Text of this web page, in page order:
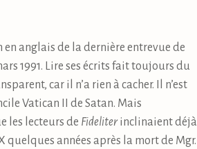
anglais de la dernière entrevue de
1991. Lire ses écrits fait toujours du
car il n’a rien à cacher. Il n’est
Vatican II de Satan. Mais
les lecteurs de Fideliterinclinaient déjà
années après la mort de Mgr.